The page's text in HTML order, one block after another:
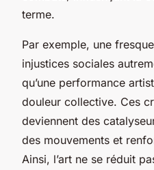
terme.
Par exemple, une
injustices sociales
qu’une performance
douleur collective. Ces
deviennent des
des mouvements et
Ainsi, l’art ne se réduit